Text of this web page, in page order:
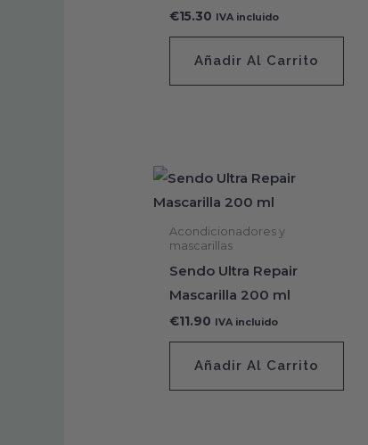
€15.30 IVA incluido
Añadir Al Carrito
Acondicionadores y
mascarillas
Sendo Ultra Repair
Mascarilla 200 ml
€11.90 IVA incluido
Añadir Al Carrito